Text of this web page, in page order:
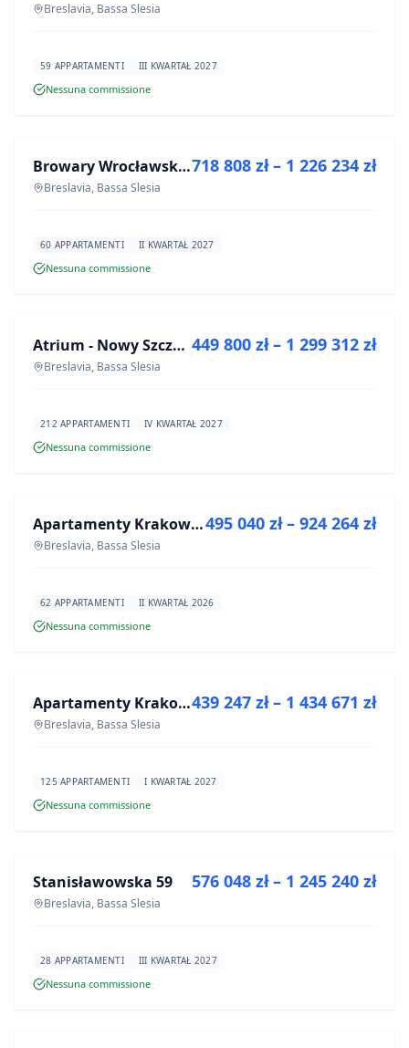
Breslavia, Bassa Slesia
59 APPARTAMENTI III KWARTAŁ 2027
Nessuna commissione
PROGETTO Browary Wrocławskie bud BR1, BR2
Breslavia, Bassa Slesia
718 808 zł – 1 226 234 zł
60 APPARTAMENTI II KWARTAŁ 2027
Nessuna commissione
PROGETTO Atrium - Nowy Szczepin
Breslavia, Bassa Slesia
449 800 zł – 1 299 312 zł
212 APPARTAMENTI IV KWARTAŁ 2027
Nessuna commissione
PROGETTO Apartamenty Krakowska 8
Breslavia, Bassa Slesia
495 040 zł – 924 264 zł
62 APPARTAMENTI II KWARTAŁ 2026
Nessuna commissione
PROGETTO Apartamenty Krakowska 6
Breslavia, Bassa Slesia
439 247 zł – 1 434 671 zł
125 APPARTAMENTI I KWARTAŁ 2027
Nessuna commissione
PROGETTO
Stanisławowska 59
Breslavia, Bassa Slesia
576 048 zł – 1 245 240 zł
28 APPARTAMENTI III KWARTAŁ 2027
Nessuna commissione